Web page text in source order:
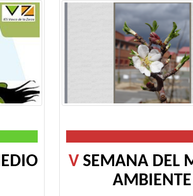
V SEMANA DEL
AMBIENTE